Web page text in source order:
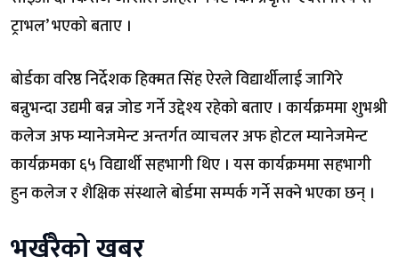
ट्राभल’ भएको बताए ।
बोर्डका वरिष्ठ निर्देशक हिक्मत सिंह ऐरले विद्यार्थीलाई जागिरे
बन्नुभन्दा उद्यमी बन्न जोड गर्ने उद्देश्य रहेको बताए । कार्यक्रममा शुभश्री
कलेज अफ म्यानेजमेन्ट अन्तर्गत व्याचलर अफ होटल म्यानेजमेन्ट
कार्यक्रमका ६५ विद्यार्थी सहभागी थिए । यस कार्यक्रममा सहभागी
हुन कलेज र शैक्षिक संस्थाले बोर्डमा सम्पर्क गर्ने सक्ने भएका छन् ।
भर्खरैको खबर